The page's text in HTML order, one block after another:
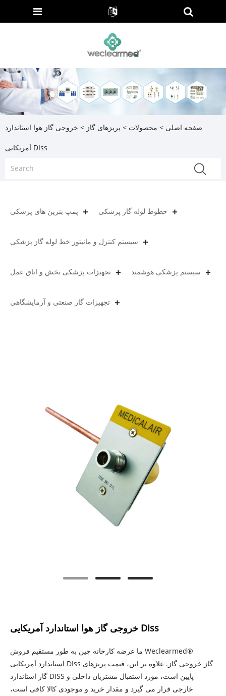
صفحه اصلی > محصولات > پریزهای گاز > خروجی گاز هوا استاندارد
آمریکایی DIss
پمپ بنزین های پزشکی خطوط لوله گاز پزشکی
سیستم کنترل و مانیتور خط لوله گاز پزشکی
تجهیزات پزشکی بخش و اتاق عمل سیستم پزشکی هوشمند
تجهیزات گاز صنعتی و آزمایشگاهی
خروجی گاز هوا استاندارد آمریکایی DIss
ما عرضه کارخانه چین به طور مستقیم فروش Weclearmed®
استاندارد آمریکایی DIss گاز خروجی گاز. علاوه بر این، قیمت پریزهای
گاز استاندارد DISS پایین است، مورد استقبال مشتریان داخلی و
خارجی قرار می گیرد و مقدار خرید و موجودی کالا کافی است،